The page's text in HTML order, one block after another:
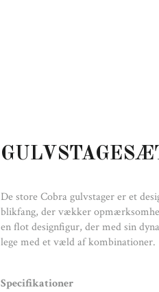
De store Cobra gulvstager er et
blikfang, der vækker
en flot designfigur, der med sin
lege med et væld af kombinationer.
Specifikationer